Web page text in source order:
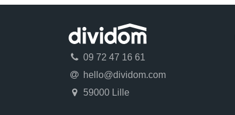
09 72 47 16 61
hello@dividom.com
59000 Lille